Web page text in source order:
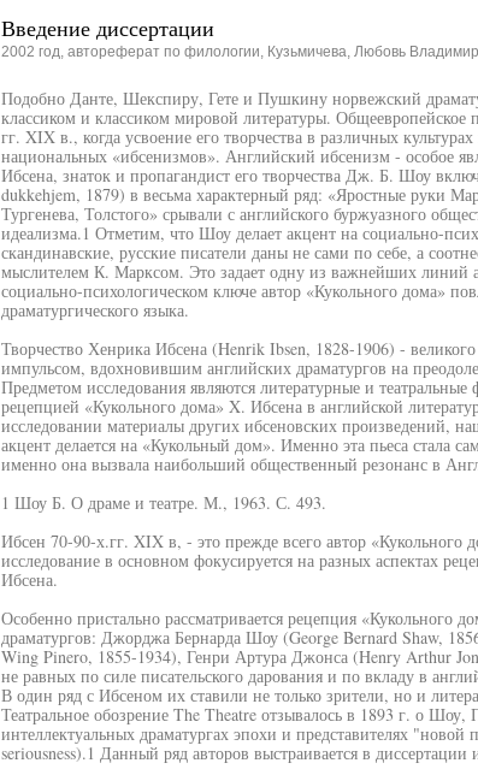
Введение диссертации
2002 год, автореферат по филологии, Кузьмичева, Любовь
Подобно Данте, Шекспиру, Гете и Пушкину норвежский
классиком и классиком мировой литературы. Общеевропейское
гг. XIX в., когда усвоение его творчества в различных
национальных «ибсенизмов». Английский ибсенизм - особое
Ибсена, знаток и пропагандист его творчества Дж. Б. Шоу
dukkehjem, 1879) в весьма характерный ряд: «Яростные руки
Тургенева, Толстого» срывали с английского буржуазного
идеализма.1 Отметим, что Шоу делает акцент на социально-
скандинавские, русские писатели даны не сами по себе, а
мыслителем К. Марксом. Это задает одну из важнейших линий
социально-психологическом ключе автор «Кукольного дома»
драматургического языка.
Творчество Хенрика Ибсена (Henrik Ibsen, 1828-1906) -
импульсом, вдохновившим английских драматургов на
Предметом исследования являются литературные и
рецепцией «Кукольного дома» X. Ибсена в английской
исследовании материалы других ибсеновских произведений,
акцент делается на «Кукольный дом». Именно эта пьеса стала
именно она вызвала наибольший общественный резонанс в
1 Шоу Б. О драме и театре. М., 1963. С. 493.
Ибсен 70-90-х.гг. XIX в, - это прежде всего автор «Кукольного
исследование в основном фокусируется на разных аспектах
Ибсена.
Особенно пристально рассматривается рецепция «Кукольного
драматургов: Джорджа Бернарда Шоу (George Bernard Shaw,
Wing Pinero, 1855-1934), Генри Артура Джонса (Henry Arthur
не равных по силе писательского дарования и по вкладу в
В один ряд с Ибсеном их ставили не только зрители, но и
Театральное обозрение The Theatre отзывалось в 1893 г. о
интеллектуальных драматургах эпохи и представителях "новой
seriousness).1 Данный ряд авторов выстраивается в диссертации